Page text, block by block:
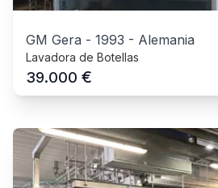
GM Gera - 1993 - Alemania
Lavadora de Botellas
39.000 €